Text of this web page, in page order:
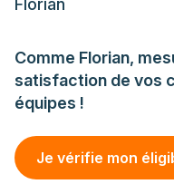
Comme Florian,
satisfaction de vos
équipes !
Je vérifie mon
Florian